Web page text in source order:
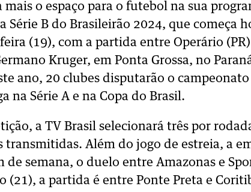
o espaço para o futebol na sua
Série B do Brasileirão 2024, que começa
(19), com a partida entre Operário
Kruger, em Ponta Grossa, no
ano, 20 clubes disputarão o
na Série A e na Copa do Brasil.
a TV Brasil selecionará três por
Além do jogo de estreia, a
semana, o duelo entre Amazonas e
(21), a partida é entre Ponte Preta e